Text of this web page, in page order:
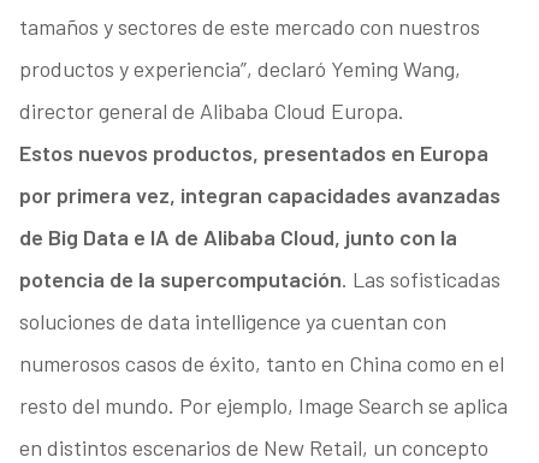
tamaños y sectores de este mercado con nuestros
productos y experiencia”, declaró Yeming Wang,
director general de Alibaba Cloud Europa.
Estos nuevos productos, presentados en Europa
por primera vez, integran capacidades avanzadas
de Big Data e IA de Alibaba Cloud, junto con la
potencia de la supercomputación. Las sofisticadas
soluciones de data intelligence ya cuentan con
numerosos casos de éxito, tanto en China como en el
resto del mundo. Por ejemplo, Image Search se aplica
en distintos escenarios de New Retail, un concepto